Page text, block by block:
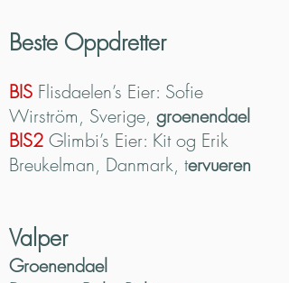
Beste Oppdretter
BIS Flisdaelen’s Eier: Sofie
Wirström, Sverige, groenendael
BIS2 Glimbi’s Eier: Kit og Erik
Breukelman, Danmark, tervueren
Valper
Groenendael